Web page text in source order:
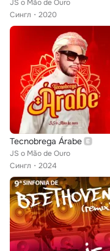
JS o Mão de Ouro
Сингл
2020
Tecnobrega Árabe
JS o Mão de Ouro
Сингл
2024